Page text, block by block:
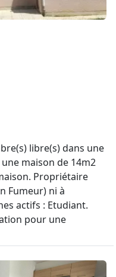
libre(s) dans une
maison de 14m2
Propriétaire
Fumeur) ni à
actifs : Etudiant.
pour une